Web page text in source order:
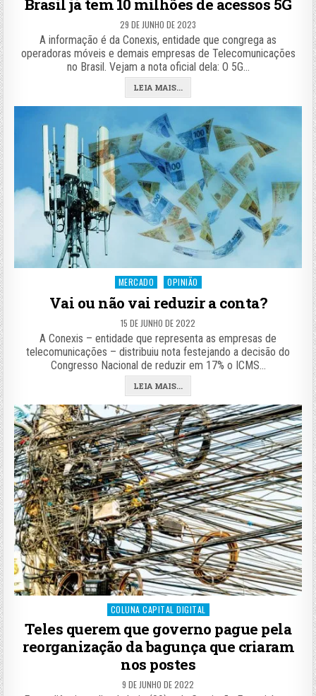
Brasil já tem 10 milhões de acessos 5G
29 DE JUNHO DE 2023
A informação é da Conexis, entidade que congrega as
operadoras móveis e demais empresas de Telecomunicações
no Brasil. Vejam a nota oficial dela: O 5G…
LEIA MAIS...
Posted
in
MERCADO OPINIÃO
Vai ou não vai reduzir a conta?
15 DE JUNHO DE 2022
A Conexis – entidade que representa as empresas de
telecomunicações – distribuiu nota festejando a decisão do
Congresso Nacional de reduzir em 17% o ICMS…
LEIA MAIS...
Posted
COLUNA CAPITAL DIGITAL
Teles querem que governo pague pela
reorganização da bagunça que criaram
nos postes
9 DE JUNHO DE 2022